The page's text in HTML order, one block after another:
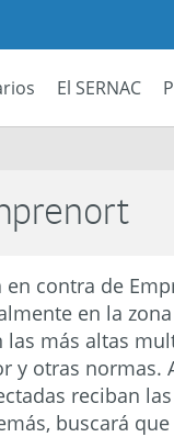
El SERNAC
en contra de
en la
más altas
otras normas.
reciban
buscará